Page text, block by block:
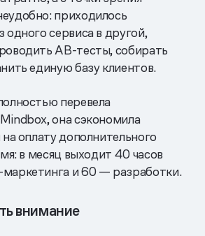
приходилось
одного сервиса в другой,
АВ-тесты, собирать
единую базу клиентов.
перевела
она сэкономила
оплату дополнительного
в месяц выходит 40 часов
и 60 — разработки.
внимание